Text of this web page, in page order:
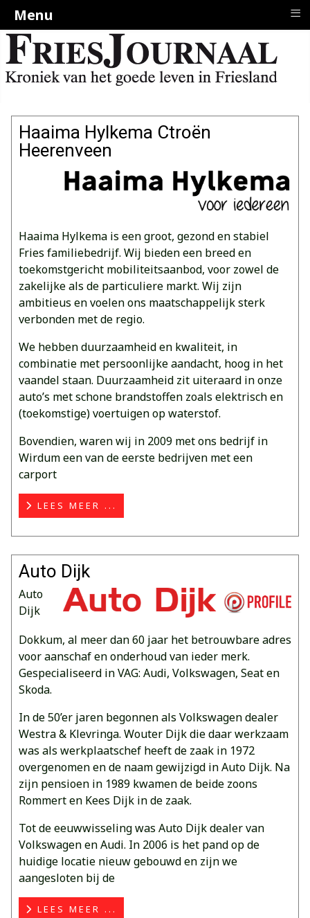
Haaima Hylkema Ctroën
Heerenveen
Haaima Hylkema is een groot, gezond en stabiel
Fries familiebedrijf. Wij bieden een breed en
toekomstgericht mobiliteitsaanbod, voor zowel de
zakelijke als de particuliere markt. Wij zijn
ambitieus en voelen ons maatschappelijk sterk
verbonden met de regio.
We hebben duurzaamheid en kwaliteit, in
combinatie met persoonlijke aandacht, hoog in het
vaandel staan. Duurzaamheid zit uiteraard in onze
auto’s met schone brandstoffen zoals elektrisch en
(toekomstige) voertuigen op waterstof.
Bovendien, waren wij in 2009 met ons bedrijf in
Wirdum een van de eerste bedrijven met een
carport
LEES MEER ...
Auto Dijk
Auto
Dijk
Dokkum, al meer dan 60 jaar het betrouwbare adres
voor aanschaf en onderhoud van ieder merk.
Gespecialiseerd in VAG: Audi, Volkswagen, Seat en
Skoda.
In de 50’er jaren begonnen als Volkswagen dealer
Westra & Klevringa. Wouter Dijk die daar werkzaam
was als werkplaatschef heeft de zaak in 1972
overgenomen en de naam gewijzigd in Auto Dijk. Na
zijn pensioen in 1989 kwamen de beide zoons
Rommert en Kees Dijk in de zaak.
Tot de eeuwwisseling was Auto Dijk dealer van
Volkswagen en Audi. In 2006 is het pand op de
huidige locatie nieuw gebouwd en zijn we
aangesloten bij de
LEES MEER ...
Menu ≡